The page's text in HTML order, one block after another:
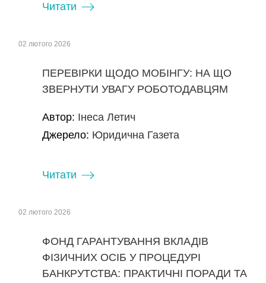
Читати
02 лютого 2026
ПЕРЕВІРКИ ЩОДО МОБІНГУ: НА ЩО
ЗВЕРНУТИ УВАГУ РОБОТОДАВЦЯМ
Автор: Інеса Летич
Джерело: Юридична Газета
Читати
02 лютого 2026
ФОНД ГАРАНТУВАННЯ ВКЛАДІВ
ФІЗИЧНИХ ОСІБ У ПРОЦЕДУРІ
БАНКРУТСТВА: ПРАКТИЧНІ ПОРАДИ ТА